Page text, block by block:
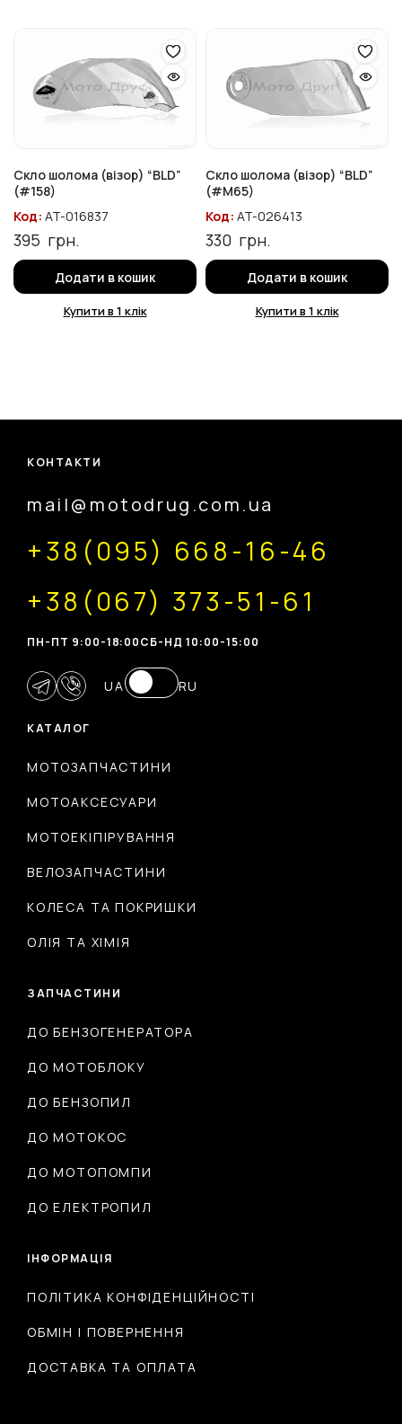
Скло шолома (візор) “BLD”
(#158)
Код: AT-016837
395 грн.
Додати в кошик
Купити в 1 клік
Скло шолома (візор) “BLD”
(#M65)
Код: AT-026413
330 грн.
Додати в кошик
Купити в 1 клік
КАТАЛОГ
МОТОЗАПЧАСТИНИ
МОТОАКСЕСУАРИ
МОТОЕКІПІРУВАННЯ
ВЕЛОЗАПЧАСТИНИ
КОЛЕСА ТА ПОКРИШКИ
ОЛІЯ ТА ХІМІЯ
ЗАПЧАСТИНИ
ДО БЕНЗОГЕНЕРАТОРА
ДО МОТОБЛОКУ
ДО БЕНЗОПИЛ
ДО МОТОКОС
ДО МОТОПОМПИ
ДО ЕЛЕКТРОПИЛ
ІНФОРМАЦІЯ
ПОЛІТИКА КОНФІДЕНЦІЙНОСТІ
ОБМІН І ПОВЕРНЕННЯ
ДОСТАВКА ТА ОПЛАТА
КОНТАКТИ
mail@motodrug.com.ua
+38(095) 668-16-46
+38(067) 373-51-61
ПН-ПТ 9:00-18:00CБ-НД 10:00-15:00
UA RU